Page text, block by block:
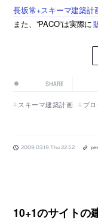
長坂常+スキーマ建築計
また、”PACO”は実際に
SHARE
スキーマ建築計画 プロ
2009.03.19 Thu 22:52
10+1のサイトの